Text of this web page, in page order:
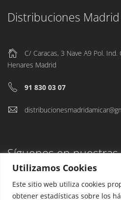
Utilizamos Cookies
Este sitio web utiliza cookies
obtener estadísticas sobre los
Distribuciones Madrid
C/ Caracas, 3 Nave A9 Pol.
Henares Madrid
91 830 03 07
Síguenos en nuestras